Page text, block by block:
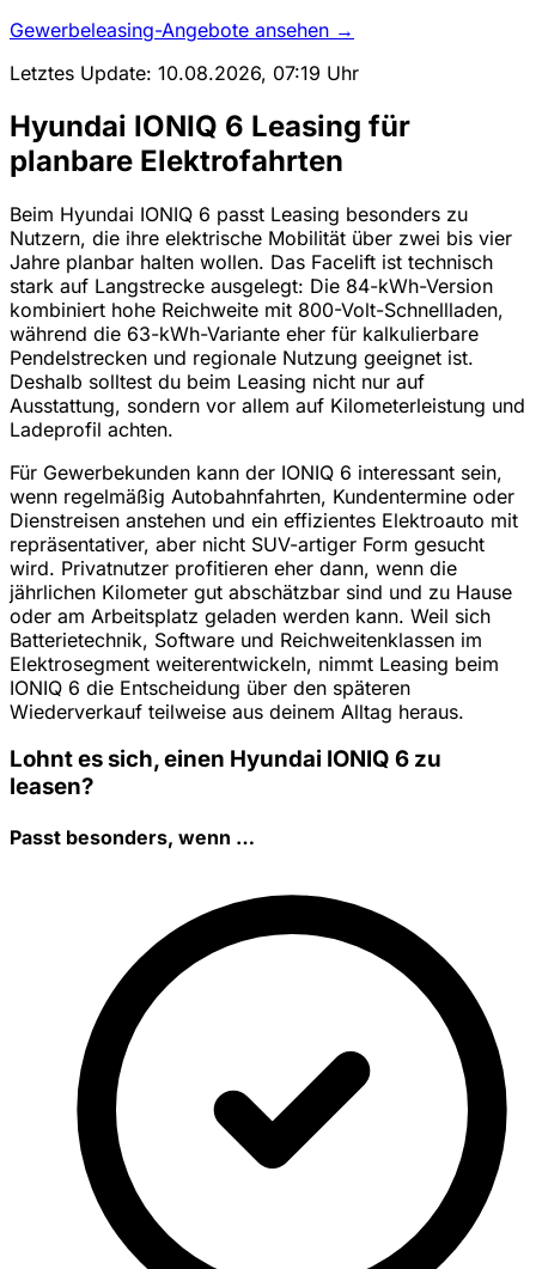
Gewerbeleasing-Angebote ansehen →
Letztes Update: 10.08.2026, 07:19 Uhr
Hyundai IONIQ 6 Leasing für
planbare Elektrofahrten
Beim Hyundai IONIQ 6 passt Leasing besonders zu
Nutzern, die ihre elektrische Mobilität über zwei bis vier
Jahre planbar halten wollen. Das Facelift ist technisch
stark auf Langstrecke ausgelegt: Die 84-kWh-Version
kombiniert hohe Reichweite mit 800-Volt-Schnellladen,
während die 63-kWh-Variante eher für kalkulierbare
Pendelstrecken und regionale Nutzung geeignet ist.
Deshalb solltest du beim Leasing nicht nur auf
Ausstattung, sondern vor allem auf Kilometerleistung und
Ladeprofil achten.
Für Gewerbekunden kann der IONIQ 6 interessant sein,
wenn regelmäßig Autobahnfahrten, Kundentermine oder
Dienstreisen anstehen und ein effizientes Elektroauto mit
repräsentativer, aber nicht SUV-artiger Form gesucht
wird. Privatnutzer profitieren eher dann, wenn die
jährlichen Kilometer gut abschätzbar sind und zu Hause
oder am Arbeitsplatz geladen werden kann. Weil sich
Batterietechnik, Software und Reichweitenklassen im
Elektrosegment weiterentwickeln, nimmt Leasing beim
IONIQ 6 die Entscheidung über den späteren
Wiederverkauf teilweise aus deinem Alltag heraus.
Lohnt es sich, einen Hyundai IONIQ 6 zu
leasen?
Passt besonders, wenn …